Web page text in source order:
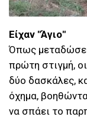
Είχαν "Άγιο"
Όπως μεταδώσε
πρώτη στιγμή,
δύο δασκάλες,
όχημα,
να σπάει το